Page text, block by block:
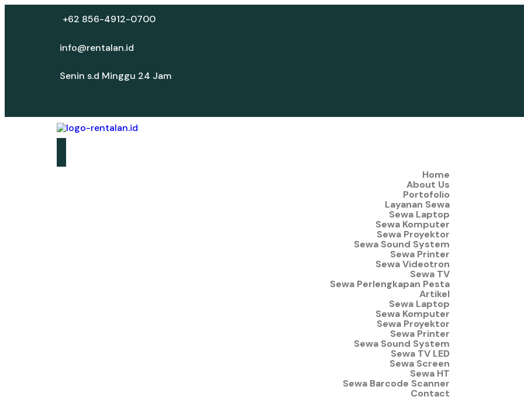
+62 856-4912-0700
info@rentalan.id
Senin s.d Minggu 24 Jam
Home
About Us
Portofolio
Layanan Sewa
Sewa Laptop
Sewa Komputer
Sewa Proyektor
Sewa Sound System
Sewa Printer
Sewa Videotron
Sewa TV
Sewa Perlengkapan Pesta
Artikel
Sewa Laptop
Sewa Komputer
Sewa Proyektor
Sewa Printer
Sewa Sound System
Sewa TV LED
Sewa Screen
Sewa HT
Sewa Barcode Scanner
Contact